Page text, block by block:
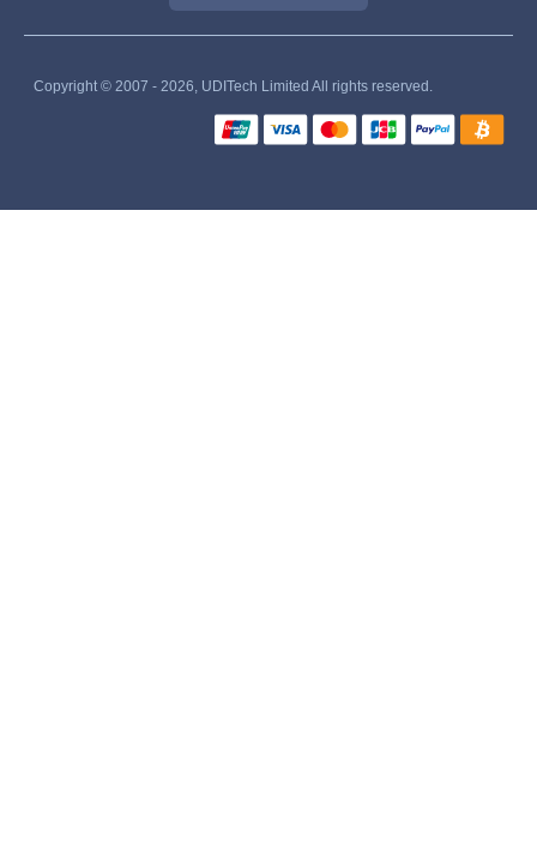
Copyright © 2007 - 2026, UDITech Limited All rights reserved.